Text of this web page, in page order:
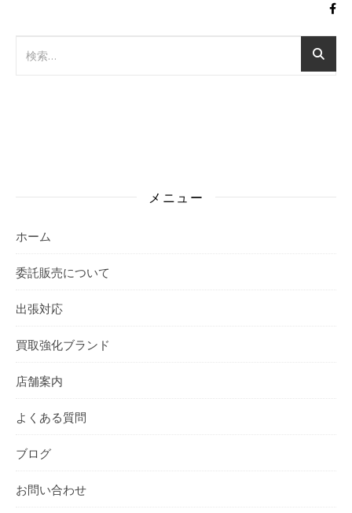
メニュー
ホーム
委託販売について
出張対応
買取強化ブランド
店舗案内
よくある質問
ブログ
お問い合わせ